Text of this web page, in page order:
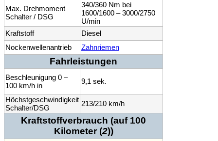
Max. Drehmoment
Schalter / DSG
340/360 Nm bei
1600/1600 – 3000/2750
U/min
Kraftstoff
Diesel
Nockenwellenantrieb
Zahnriemen
Fahrleistungen
Beschleunigung 0 –
100 km/h in
9,1 sek.
Höchstgeschwindigkeit
Schalter/DSG
213/210 km/h
Kraftstoffverbrauch (auf 100
Kilometer (2))